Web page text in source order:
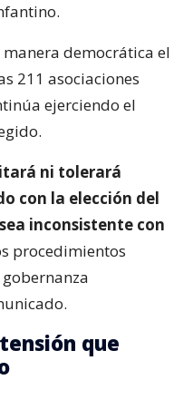
democrática el
211 asociaciones
ejerciendo el
ni tolerará
con la elección del
inconsistente con
procedimientos
que